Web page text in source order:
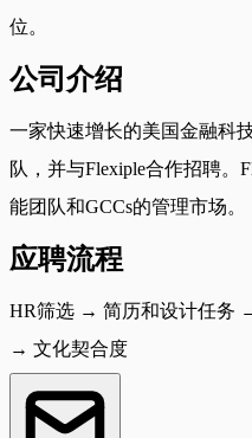
位。
公司介绍
一家快速增长的美国金融科
队，并与Flexiple合作招聘。
能团队和GCCs的管理市场。
应聘流程
HR筛选 → 简历和设计任务
→ 文化契合度